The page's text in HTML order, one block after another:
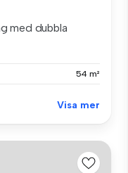
med dubbla
54 m²
Visa mer